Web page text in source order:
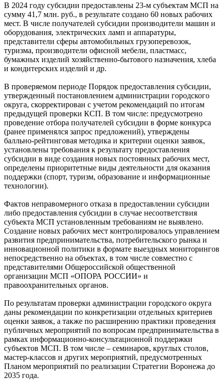
В 2024 году субсидии предоставлены 23-м субъектам МСП на
сумму 41,7 млн. руб., в результате создано 60 новых рабочих
мест. В числе получателей субсидии производители машин и
оборудования, электрических ламп и аппаратуры,
представители сферы автомобильных грузоперевозок,
туризма, производители офисной мебели, пластмасс,
бумажных изделий хозяйственно-бытового назначения, хлеба
и кондитерских изделий и др.
В проверяемом периоде Порядок предоставления субсидии,
утвержденный постановлением администрации городского
округа, скорректирован с учетом рекомендаций по итогам
предыдущей проверки КСП. В том числе: предусмотрено
проведение отбора получателей субсидии в форме конкурса
(ранее применялся запрос предложений), утверждены
балльно-рейтинговая методика и критерии оценки заявок,
установлены требования к результату предоставления
субсидии в виде создания новых постоянных рабочих мест,
определены приоритетные виды деятельности для оказания
поддержки (спорт, туризм, образование и информационные
технологии).
Фактов неправомерного отказа в предоставлении субсидии
либо предоставления субсидии в случае несоответствия
субъекта МСП установленным требованиям не выявлено.
Создание новых рабочих мест контролировалось управлением
развития предпринимательства, потребительского рынка и
инновационной политики в формате выездных мониторингов
непосредственно на объектах, в том числе совместно с
представителями Общероссийской общественной
организации МСП «ОПОРА РОССИИ» и
правоохранительных органов.
По результатам проверки администрации городского округа
даны рекомендации по конкретизации отдельных критериев
оценки заявок, а также по расширению практики проведения
публичных мероприятий по вопросам предпринимательства в
рамках информационно-консультационной поддержки
субъектов МСП. В том числе – семинаров, круглых столов,
мастер-классов и других мероприятий, предусмотренных
Планом мероприятий по реализации Стратегии Воронежа до
2035 года.